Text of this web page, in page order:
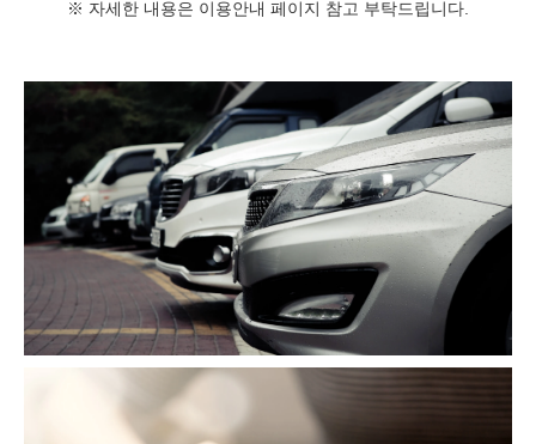
※ 자세한 내용은 이용안내 페이지 참고 부탁드립니다.